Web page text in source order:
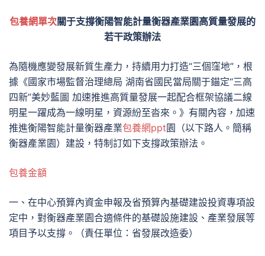
包養網單次關于支撐衡陽智能計量衡器產業園高質量發展的
若干政策辦法
為隨機應變發展新質生產力，持續用力打造“三個窪地”，根
據《國家市場監督治理總局 湖南省國民當局關于錨定“三高
四新”美妙藍圖 加速推進高質量發展一起配合框架協議二線
明星一躍成為一線明星，資源紛至沓來。》有關內容，加速
推進衡陽智能計量衡器產業包養網ppt園（以下路人。簡稱
衡器產業園）建設，特制訂如下支撐政策辦法。
包養金額
一、在中心預算內資金申報及省預算內基礎建設投資專項設
定中，對衡器產業園合適條件的基礎設施建設、產業發展等
項目予以支撐。（責任單位：省發展改造委）